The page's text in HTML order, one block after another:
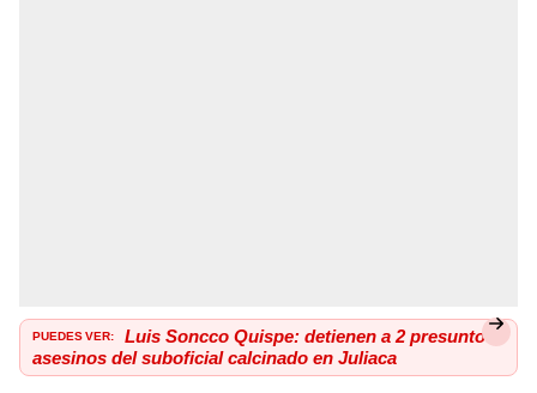
PUEDES VER: Luis Soncco Quispe: detienen a 2 presuntos
asesinos del suboficial calcinado en Juliaca